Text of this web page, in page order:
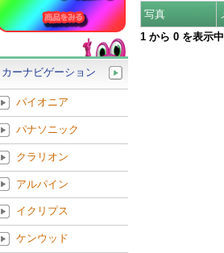
写真
1 から 0 を表示
カーナビゲーション
パイオニア
パナソニック
クラリオン
アルパイン
イクリプス
ケンウッド